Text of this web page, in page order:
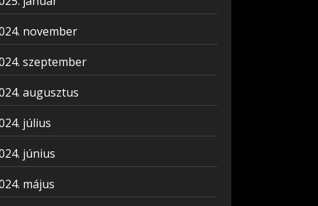
november
szeptember
augusztus
július
június
május